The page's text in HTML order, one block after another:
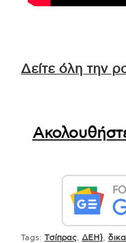
Δείτε όλη την
Tags: Tσίπρας ΔΕΗ}